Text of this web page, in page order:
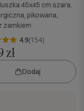
45x45 cm szara,
pikowana,
zamkiem
4.9(154)
zł
Dodaj